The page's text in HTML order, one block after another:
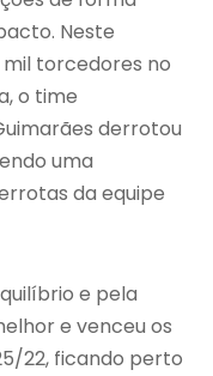
Neste
mil torcedores no
o time
derrotou
uma
da equipe
e pela
e venceu os
22, ficando perto